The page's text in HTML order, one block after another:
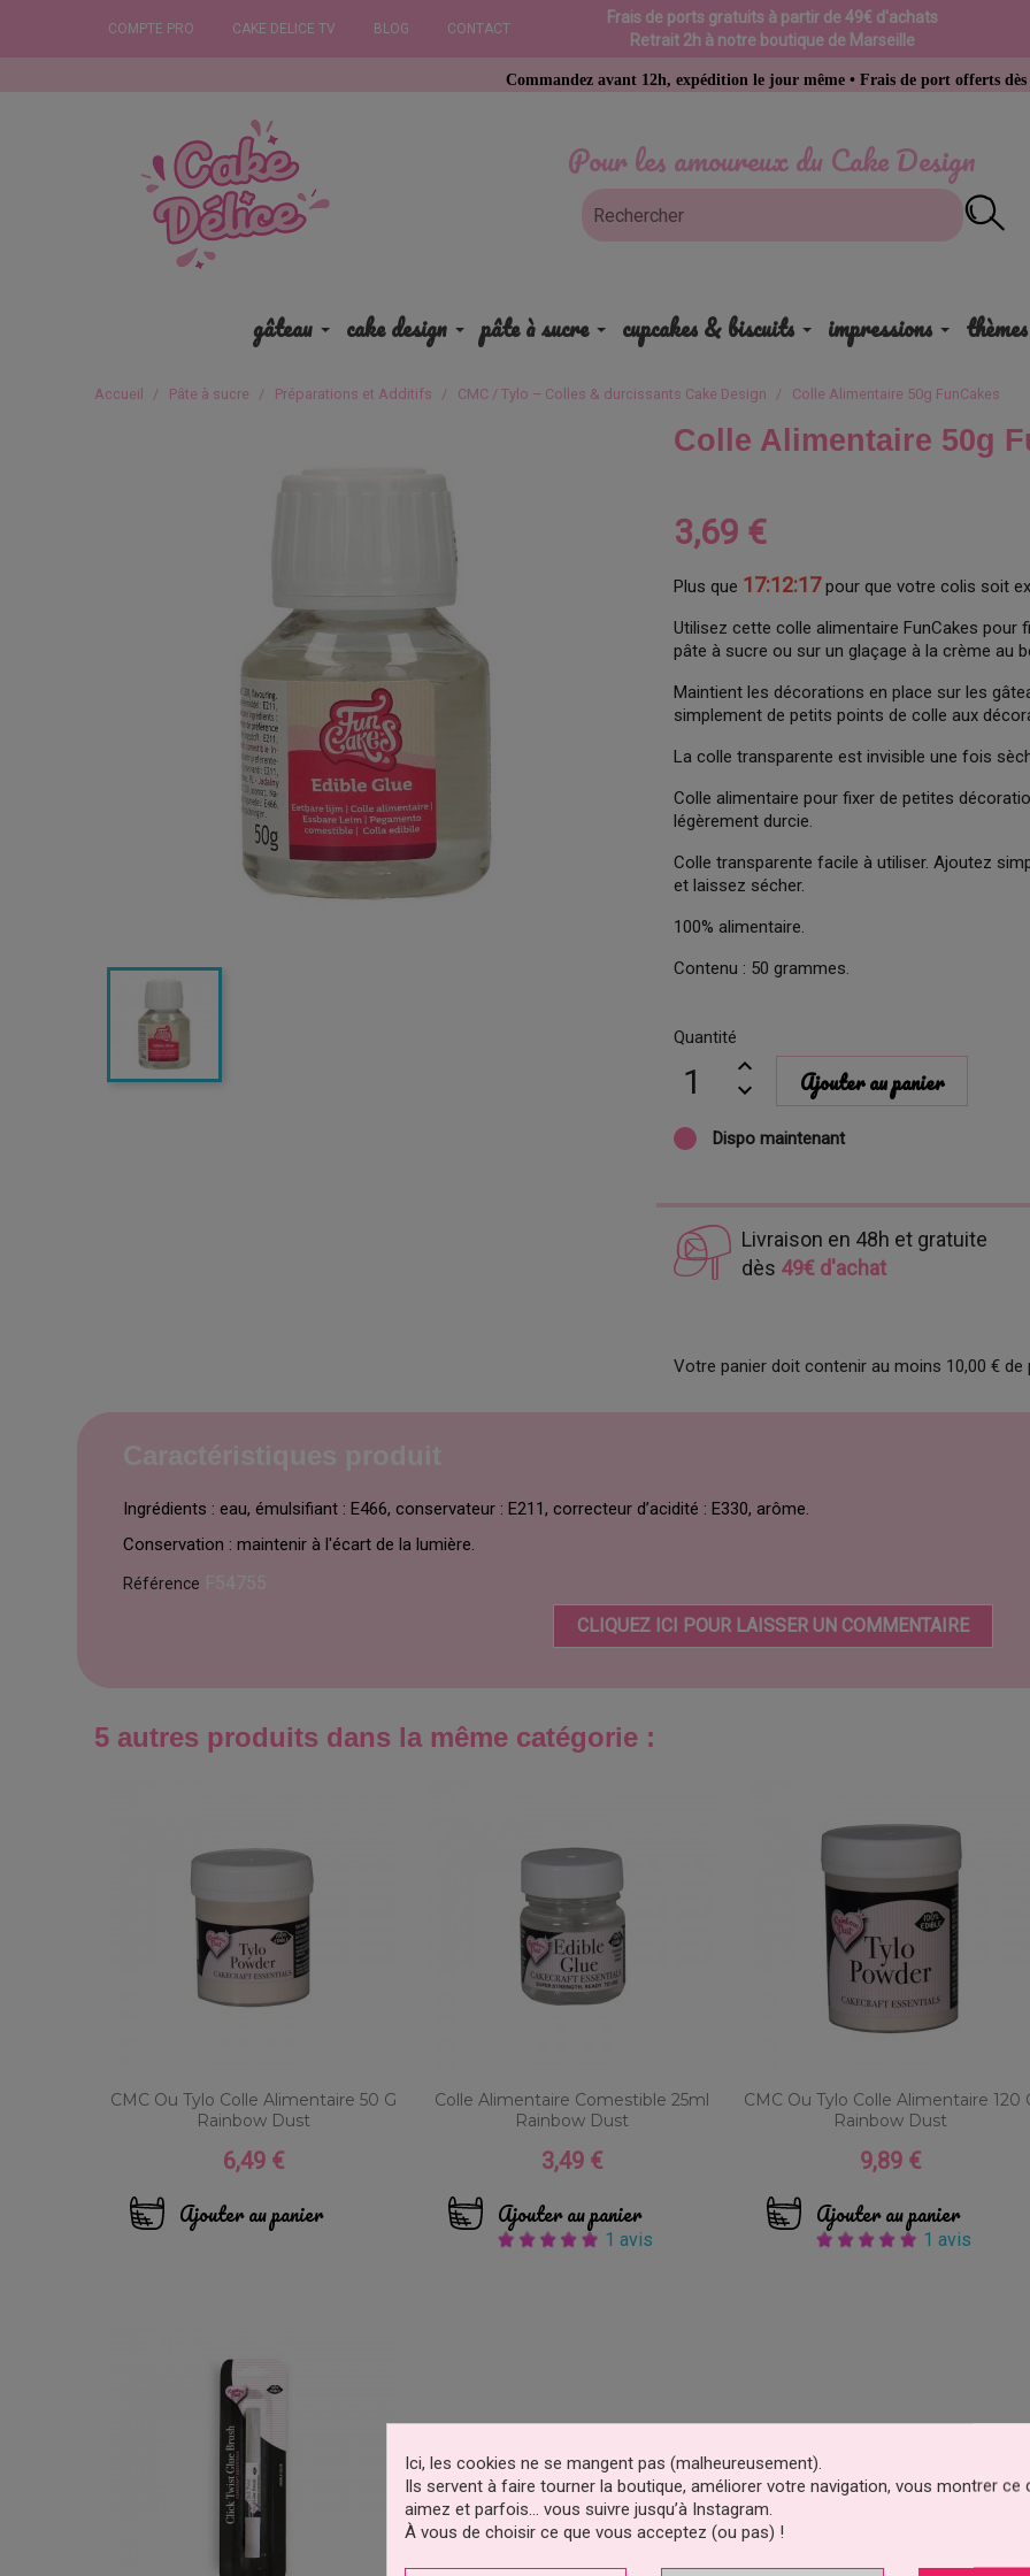
COMPTE PRO CAKE DELICE TV BLOG CONTACT
Frais de ports gratuits à partir de 49€ d'achats
Retrait 2h à notre boutique de Marseille
Pour les amoureux du Cake Design
Commandez avant 12h, expédition le jour même • Frais de port offerts dès 49 €
gâteau cake design pâte à sucre cupcakes & biscuits impressions thèmes
Accueil Pâte à sucre Préparations et Additifs CMC / Tylo – Colles & durcissants Cake Design Colle Alimentaire 50g FunCakes
Colle Alimentaire 50g
3,69 €
Plus que 17:12:16pour que votre colis soit
Utilisez cette colle alimentaire FunCakes
pâte à sucre ou sur un glaçage à la crème au
Maintient les décorations en place sur les
simplement de petits points de colle aux
La colle transparente est invisible une fois
Colle alimentaire pour fixer de petites
légèrement durcie.
Colle transparente facile à utiliser. Ajoutez
et laissez sécher.
100% alimentaire.
Contenu : 50 grammes.
Quantité
Ajouter au panier
Dispo maintenant
Livraison en 48h et gratuite
dès 49€ d'achat
Votre panier doit contenir au moins 10,00 €
Ingrédients : eau, émulsifiant : E466, conservateur : E211, correcteur d’acidité : E330, arôme.
Conservation : maintenir à l'écart de la lumière.
Référence
CLIQUEZ ICI POUR LAISSER UN COMMENTAIRE
5 autres produits dans la même catégorie :
CMC Ou Tylo Colle Alimentaire 50 G
Rainbow Dust
Prix
6,49 €
Ajouter au panier
Colle Alimentaire Comestible 25ml
Rainbow Dust
Prix
3,49 €
Ajouter au panier
1 avis
CMC Ou Tylo Colle Alimentaire 120
Rainbow Dust
Prix
9,89 €
Ajouter au panier
1 avis
Ici, les cookies ne se mangent pas (malheureusement).
Ils servent à faire tourner la boutique, améliorer votre navigation, vous montrer ce
aimez et parfois… vous suivre jusqu’à Instagram.
À vous de choisir ce que vous acceptez (ou pas) !